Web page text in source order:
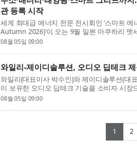
관 등록 시작
세계 최대급 에너지 전문 전시회인 ‘스마트
Autumn 2026)’이 오는 9월 일본 마쿠하리
지저장장치(ESS), 태양광, 풍력, 스마트 그리
08월 05일 09:00
와일리-제이디솔루션, 오디오 딥테크
와일리(대표이사 박수인)와 제이디솔루션(대
이 보유한 오디오 딥테크 기술을 소비자 시장
통 공동사업 계약을 체결했다고 5일 밝혔다.
08월 05일 09:00
1 2